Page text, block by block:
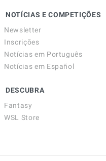
NOTÍCIAS E COMPETIÇÕES
Newsletter
Inscrições
Notícias em Português
Notícias em Español
DESCUBRA
Fantasy
WSL Store